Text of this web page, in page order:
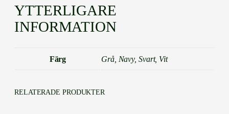
e
e
e
e
YTTERLIGARE
INFORMATION
Färg Grå, Navy, Svart, Vit
RELATERADE PRODUKTER